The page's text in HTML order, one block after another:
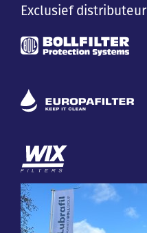
Exclusief distributeur